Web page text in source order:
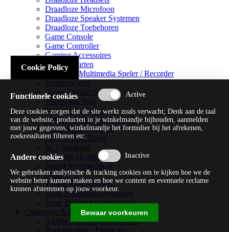
Draadloze Microfoon
Draadloze Speaker Systemen
Draadloze Toebehoren
Game Console
Game Controller
Gaming Accessoires
Geluidskaarten
Handheld Multimedia Speler / Recorder
Headsets Vast
Home Theater Systems
Microfoon Vast
Multimedia Consoles
Multimedia Mixer / Versterker
Multimedia Productie
Optical Disk Drive
Pc Videokaart
Repeater / Extender
Sound Systems Hi-fi
Splitter
Tuners En Recorders
Vaste Luidsprekersystemen
Vaste Zender En Ontvanger
Onderwijs & Recreatie
Andere Beveiligingssoftware
Cookie Policy
Functionele cookies
Deze cookies zorgen dat de site werkt zoals verwacht; Denk aan de taal
van de website, producten in je winkelmandje bijhouden, aanmelden
met jouw gegevens, winkelmandje het formulier bij het afrekenen,
zoekresultaten filteren etc.
Andere cookies
We gebruiken analytische & tracking cookies om te kijken hoe we de
website beter kunnen maken en hoe we content en eventuele reclame
kunnen afstemmen op jouw voorkeur.
Bewaar voorkeuren